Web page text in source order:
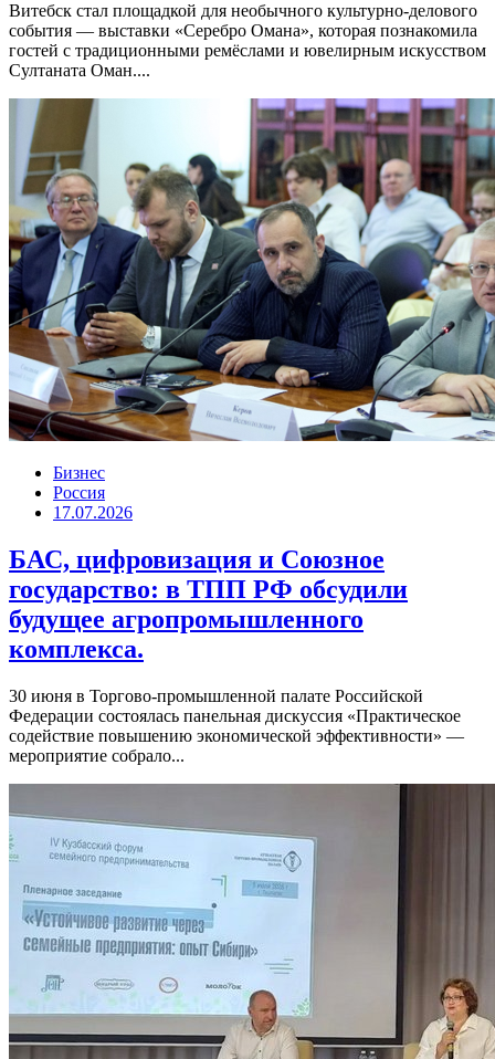
Витебск стал площадкой для необычного культурно-делового
события — выставки «Серебро Омана», которая познакомила
гостей с традиционными ремёслами и ювелирным искусством
Султаната Оман....
Бизнес
Россия
17.07.2026
БАС, цифровизация и Союзное
государство: в ТПП РФ обсудили
будущее агропромышленного
комплекса.
30 июня в Торгово-промышленной палате Российской
Федерации состоялась панельная дискуссия «Практическое
содействие повышению экономической эффективности» —
мероприятие собрало...